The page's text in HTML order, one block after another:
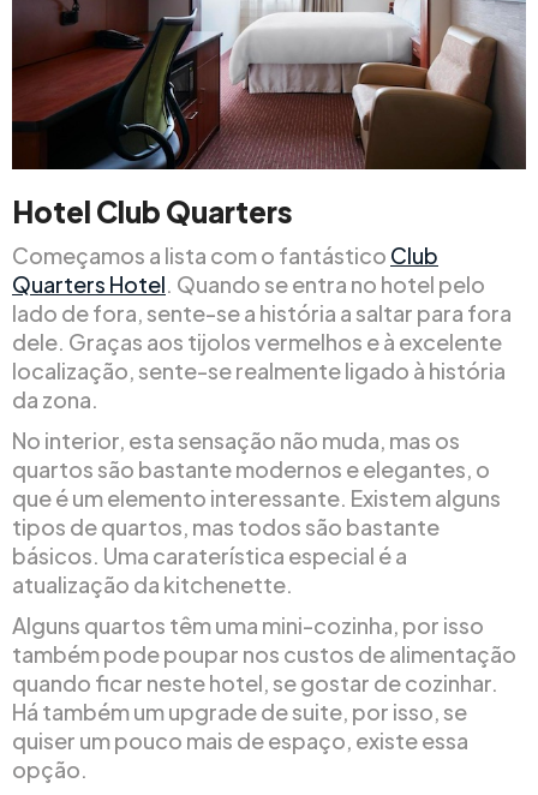
Hotel Club Quarters
Começamos a lista com o fantástico Club
Quarters Hotel. Quando se entra no hotel pelo
lado de fora, sente-se a história a saltar para fora
dele. Graças aos tijolos vermelhos e à excelente
localização, sente-se realmente ligado à história
da zona.
No interior, esta sensação não muda, mas os
quartos são bastante modernos e elegantes, o
que é um elemento interessante. Existem alguns
tipos de quartos, mas todos são bastante
básicos. Uma caraterística especial é a
atualização da kitchenette.
Alguns quartos têm uma mini-cozinha, por isso
também pode poupar nos custos de alimentação
quando ficar neste hotel, se gostar de cozinhar.
Há também um upgrade de suite, por isso, se
quiser um pouco mais de espaço, existe essa
opção.